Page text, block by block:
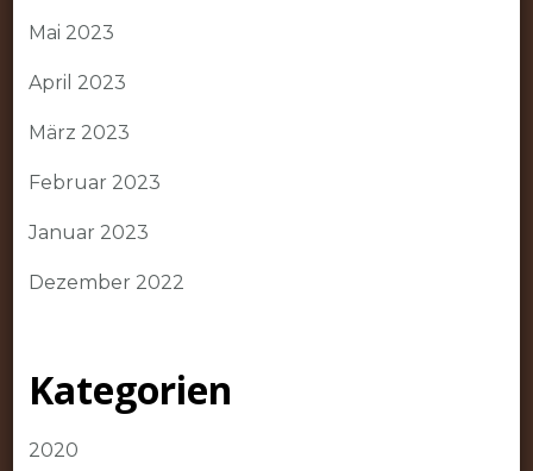
Mai 2023
April 2023
März 2023
Februar 2023
Januar 2023
Dezember 2022
Kategorien
2020